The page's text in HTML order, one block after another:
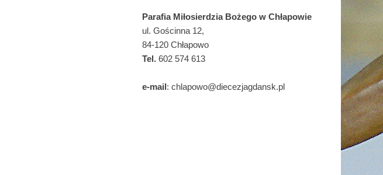
Parafia Miłosierdzia Bożego w Chłapowie
ul. Gościnna 12,
84-120 Chłapowo
Tel. 602 574 613
e-mail: chlapowo@diecezjagdansk.pl